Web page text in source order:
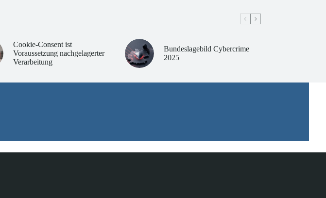
Cookie-Consent ist
Voraussetzung nachgelagerter
Verarbeitung
Bundeslagebild Cybercrime
2025